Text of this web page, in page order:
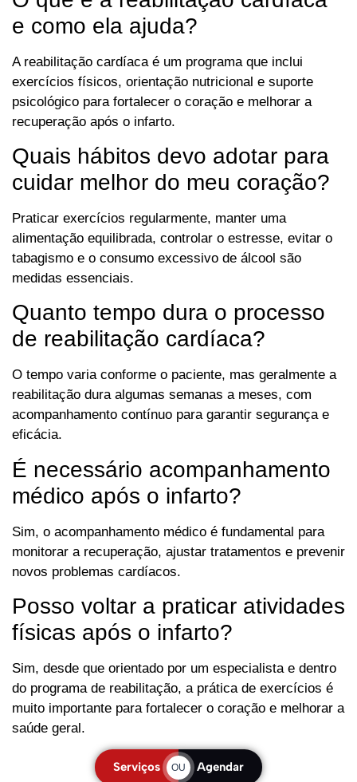
e como ela ajuda?
A reabilitação cardíaca é um programa que inclui
exercícios físicos, orientação nutricional e suporte
psicológico para fortalecer o coração e melhorar a
recuperação após o infarto.
Quais hábitos devo adotar para
cuidar melhor do meu coração?
Praticar exercícios regularmente, manter uma
alimentação equilibrada, controlar o estresse, evitar o
tabagismo e o consumo excessivo de álcool são
medidas essenciais.
Quanto tempo dura o processo
de reabilitação cardíaca?
O tempo varia conforme o paciente, mas geralmente a
reabilitação dura algumas semanas a meses, com
acompanhamento contínuo para garantir segurança e
eficácia.
É necessário acompanhamento
médico após o infarto?
Sim, o acompanhamento médico é fundamental para
monitorar a recuperação, ajustar tratamentos e prevenir
novos problemas cardíacos.
Posso voltar a praticar atividades
físicas após o infarto?
Sim, desde que orientado por um especialista e dentro
do programa de reabilitação, a prática de exercícios é
muito importante para fortalecer o coração e melhorar a
saúde geral.
Serviços OU Agendar